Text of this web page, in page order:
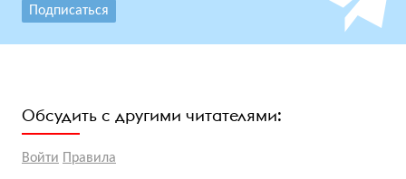
Подписаться
Обсудить с другими читателями:
Войти Правила